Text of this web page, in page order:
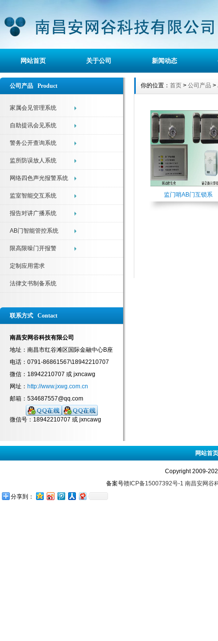
网站首页 关于公司 新闻动态
公司产品 Product
家属会见管理系统
自助提讯会见系统
警务公开查询系统
监所防误放人系统
网络四色声光报警系统
监室智能交互系统
报告对讲广播系统
AB门智能管控系统
限高限噪门开报警
定制应用需求
法律文书制备系统
联系方式 Contact
南昌安网谷科技有限公司
地址：南昌市红谷滩区国际金融中心B座
电话：0791-86861567\18942210707
微信：18942210707 或 jxncawg
网址： http://www.jxwg.com.cn
邮箱：534687557@qq.com
微信号：18942210707 或 jxncawg
你的位置： 首页 > 公司产品 >
监门哨AB门互锁系
网站首页
Copyright 2009-
备案号赣ICP备15007392号-1 南昌安网谷
分享到：